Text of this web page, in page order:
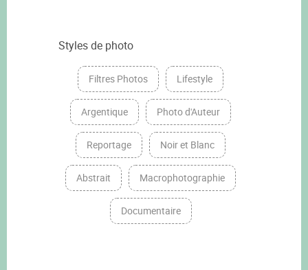
Styles de photo
Filtres Photos Lifestyle
Argentique Photo d'Auteur
Reportage Noir et Blanc
Abstrait Macrophotographie
Documentaire